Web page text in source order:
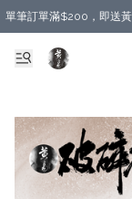
單筆訂單滿$200，即送